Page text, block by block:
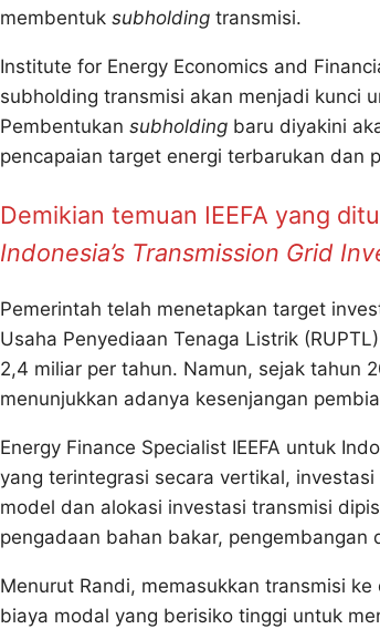
membentuk subholding transmisi.
Institute for Energy Economics and
subholding transmisi akan menjadi kunci
Pembentukan subholding baru diyakini
pencapaian target energi terbarukan dan
Demikian temuan IEEFA yang
Indonesia’s Transmission Grid
Pemerintah telah menetapkan target
Usaha Penyediaan Tenaga Listrik
2,4 miliar per tahun. Namun, sejak tahun
menunjukkan adanya kesenjangan
Energy Finance Specialist IEEFA untuk
yang terintegrasi secara vertikal,
model dan alokasi investasi transmisi
pengadaan bahan bakar,
Menurut Randi, memasukkan transmisi
biaya modal yang berisiko tinggi untuk